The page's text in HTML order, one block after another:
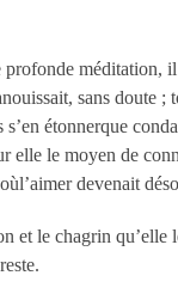
méditation,
sans doute
étonnerque
elle le moyen de
devenait
le chagrin